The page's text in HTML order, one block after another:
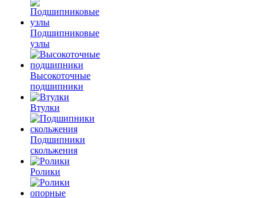
Подшипниковые
узлы
Высокоточные
подшипники
Втулки
Подшипники
скольжения
Ролики